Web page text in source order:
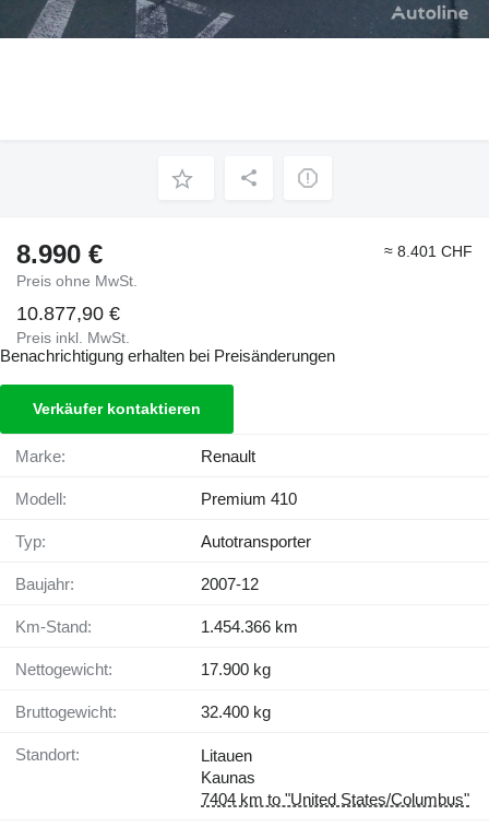
8.990 €
Preis ohne MwSt.
≈ 8.401 CHF
10.877,90 €
Preis inkl. MwSt.
Benachrichtigung erhalten bei Preisänderungen
Verkäufer kontaktieren
Marke: Renault
Modell: Premium 410
Typ: Autotransporter
Baujahr: 2007-12
Km-Stand: 1.454.366 km
Nettogewicht: 17.900 kg
Bruttogewicht: 32.400 kg
Standort:
Litauen
Kaunas
7404 km to "United States/Columbus"